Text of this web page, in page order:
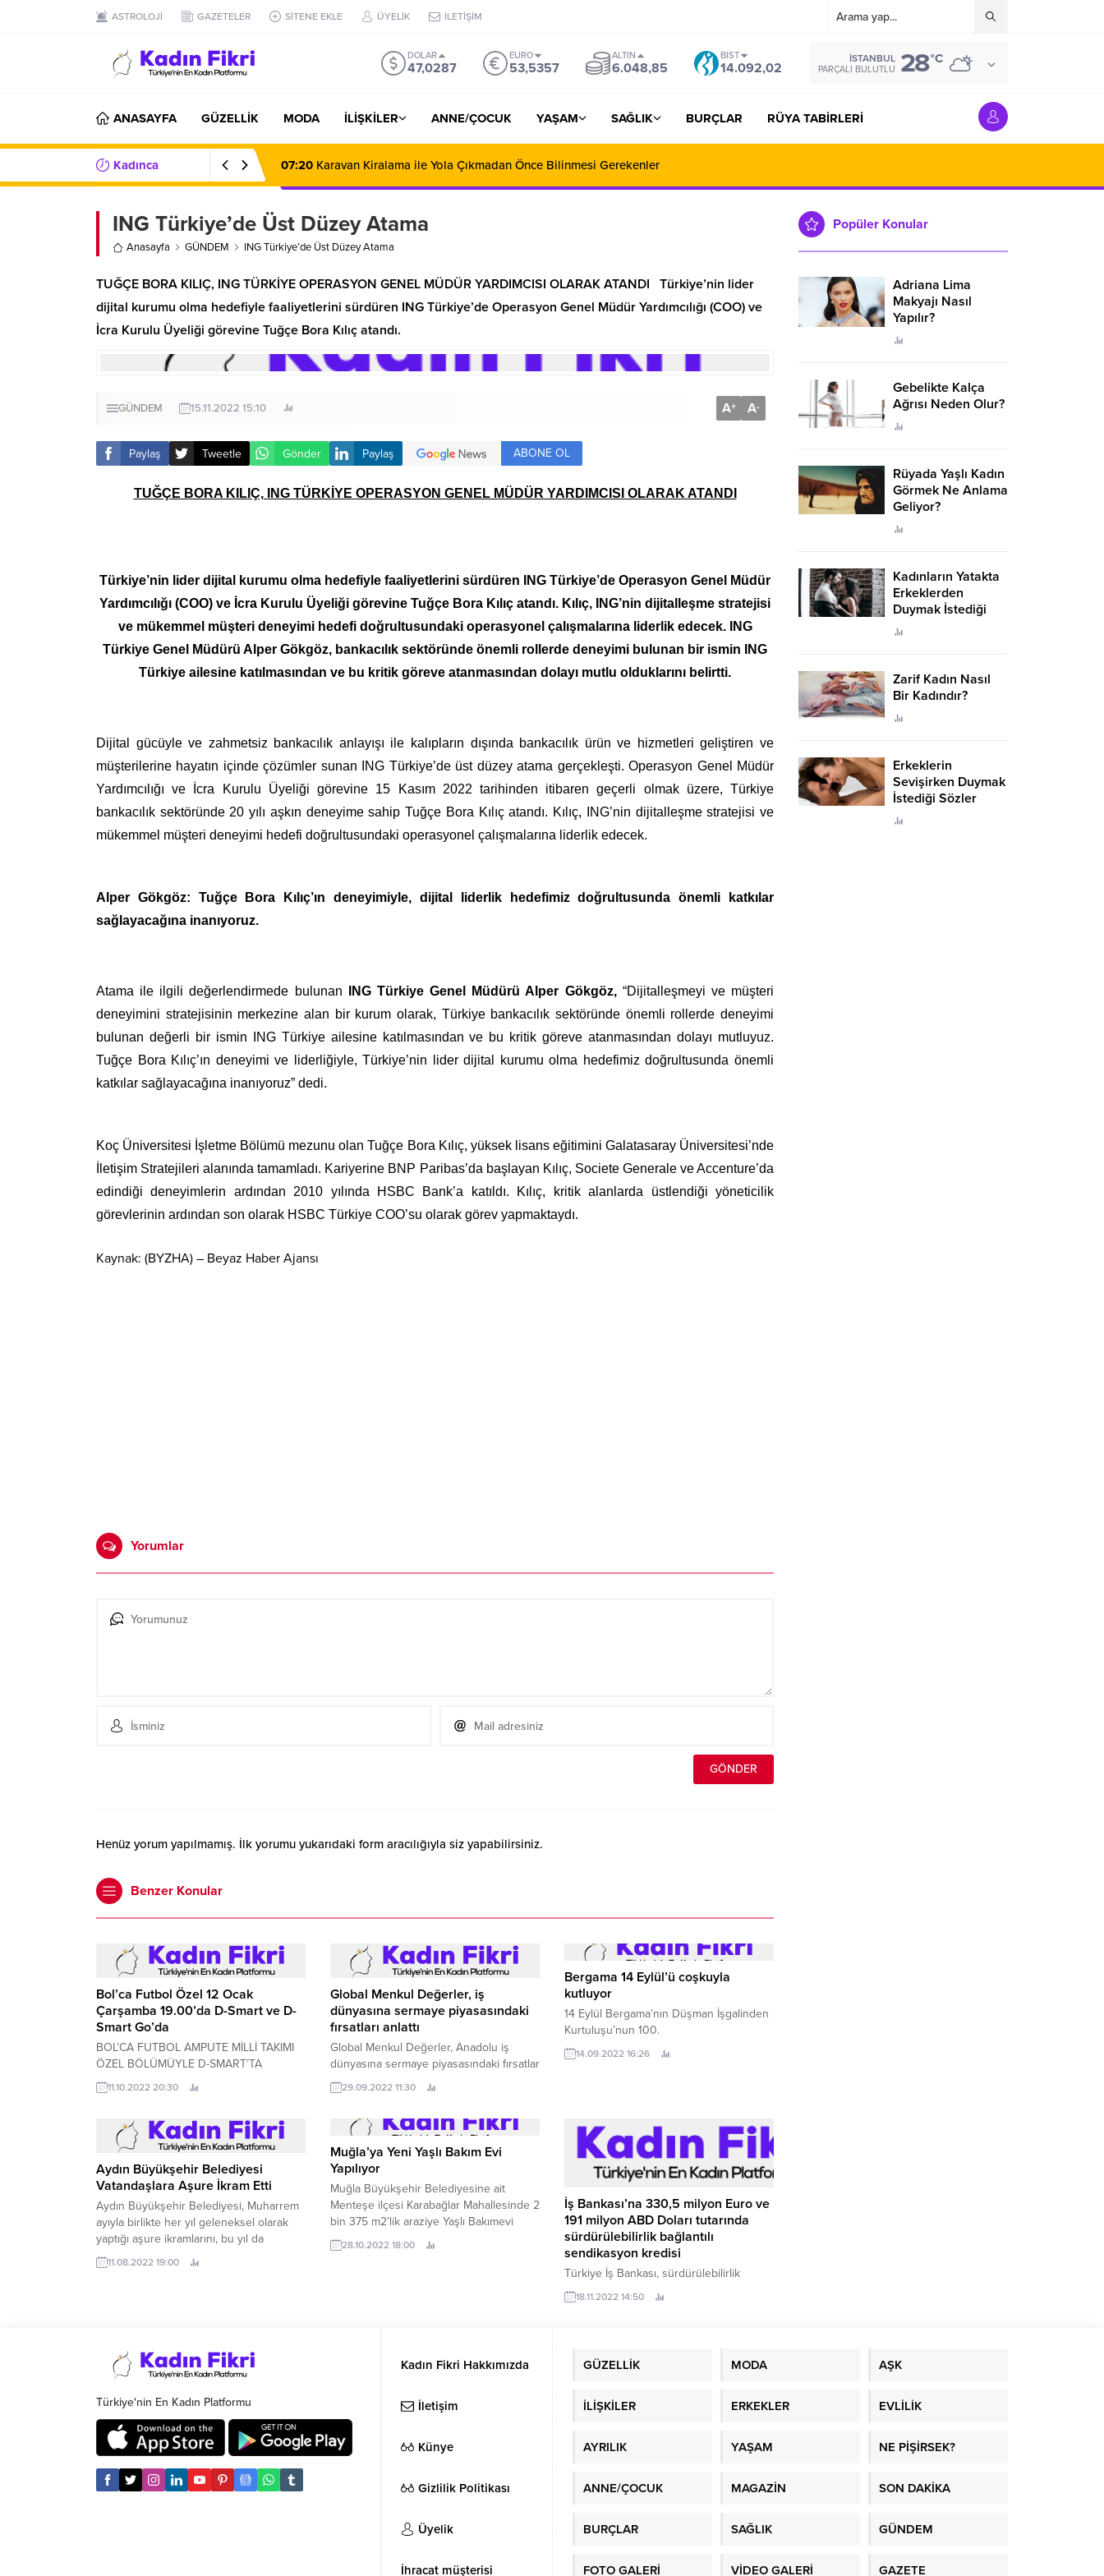
ASTROLOJİ GAZETELER SİTENE EKLE ÜYELİK İLETİŞİM
DOLAR
47,0287
EURO
53,5357
ALTIN
6.048,85
BIST
14.092,02
İSTANBUL
PARÇALI BULUTLU 28°C
ANASAYFA GÜZELLİK MODA İLİŞKİLER ANNE/ÇOCUK YAŞAM SAĞLIK BURÇLAR RÜYA TABİRLERİ
Kadınca 07:20 Karavan Kiralama ile Yola Çıkmadan Önce Bilinmesi Gerekenler
ING Türkiye’de Üst Düzey Atama
Anasayfa GÜNDEM ING Türkiye’de Üst Düzey Atama
TUĞÇE BORA KILIÇ, ING TÜRKİYE OPERASYON GENEL MÜDÜR YARDIMCISI OLARAK ATANDI Türkiye’nin lider
dijital kurumu olma hedefiyle faaliyetlerini sürdüren ING Türkiye’de Operasyon Genel Müdür Yardımcılığı (COO) ve
İcra Kurulu Üyeliği görevine Tuğçe Bora Kılıç atandı.
GÜNDEM 15.11.2022 15:10 A+ A-
Paylaş Tweetle Gönder Paylaş ABONE OL
TUĞÇE BORA KILIÇ, ING TÜRKİYE OPERASYON GENEL MÜDÜR YARDIMCISI OLARAK ATANDI
Türkiye’nin lider dijital kurumu olma hedefiyle faaliyetlerini sürdüren ING Türkiye’de Operasyon Genel Müdür
Yardımcılığı (COO) ve İcra Kurulu Üyeliği görevine Tuğçe Bora Kılıç atandı. Kılıç, ING’nin dijitalleşme stratejisi
ve mükemmel müşteri deneyimi hedefi doğrultusundaki operasyonel çalışmalarına liderlik edecek. ING
Türkiye Genel Müdürü Alper Gökgöz, bankacılık sektöründe önemli rollerde deneyimi bulunan bir ismin ING
Türkiye ailesine katılmasından ve bu kritik göreve atanmasından dolayı mutlu olduklarını belirtti.
Dijital gücüyle ve zahmetsiz bankacılık anlayışı ile kalıpların dışında bankacılık ürün ve hizmetleri geliştiren ve
müşterilerine hayatın içinde çözümler sunan ING Türkiye’de üst düzey atama gerçekleşti. Operasyon Genel Müdür
Yardımcılığı ve İcra Kurulu Üyeliği görevine 15 Kasım 2022 tarihinden itibaren geçerli olmak üzere, Türkiye
bankacılık sektöründe 20 yılı aşkın deneyime sahip Tuğçe Bora Kılıç atandı. Kılıç, ING’nin dijitalleşme stratejisi ve
mükemmel müşteri deneyimi hedefi doğrultusundaki operasyonel çalışmalarına liderlik edecek.
Alper Gökgöz:
Tuğçe Bora Kılıç’ın deneyimiyle, dijital liderlik hedefimiz doğrultusunda önemli katkılar
sağlayacağına inanıyoruz.
Atama ile ilgili değerlendirmede bulunan ING Türkiye Genel Müdürü Alper Gökgöz,“Dijitalleşmeyi ve müşteri
deneyimini stratejisinin merkezine alan bir kurum olarak, Türkiye bankacılık sektöründe önemli rollerde deneyimi
bulunan değerli bir ismin ING Türkiye ailesine katılmasından ve bu kritik göreve atanmasından dolayı mutluyuz.
Tuğçe Bora Kılıç’ın deneyimi ve liderliğiyle, Türkiye’nin lider dijital kurumu olma hedefimiz doğrultusunda önemli
katkılar sağlayacağına inanıyoruz” dedi.
Koç Üniversitesi İşletme Bölümü mezunu olan Tuğçe Bora Kılıç, yüksek lisans eğitimini Galatasaray Üniversitesi’nde
İletişim Stratejileri alanında tamamladı. Kariyerine BNP Paribas’da başlayan Kılıç, Societe Generale ve Accenture’da
edindiği deneyimlerin ardından 2010 yılında HSBC Bank’a katıldı. Kılıç, kritik alanlarda üstlendiği yöneticilik
görevlerinin ardından son olarak HSBC Türkiye COO’su olarak görev yapmaktaydı.
Kaynak: (BYZHA) – Beyaz Haber Ajansı
Yorumlar
Henüz yorum yapılmamış. İlk yorumu yukarıdaki form aracılığıyla siz yapabilirsiniz.
Benzer Konular
Bol’ca Futbol Özel 12 Ocak
Çarşamba 19.00’da D-Smart ve D-
Smart Go’da
BOL’CA FUTBOL AMPUTE MİLLİ TAKIMI
ÖZEL BÖLÜMÜYLE D-SMART’TA
Türkiye tarihinin takımlarda ilk dünya
şampiyonluğunu kazandıran takımı
11.10.2022 20:30
Global Menkul Değerler, iş
dünyasına sermaye piyasasındaki
fırsatları anlattı
Global Menkul Değerler, Anadolu iş
dünyasına sermaye piyasasındaki fırsatlar
ve riskleri anlatıyor.
29.09.2022 11:30
Bergama 14 Eylül’ü coşkuyla
kutluyor
14 Eylül Bergama’nın Düşman İşgalinden
Kurtuluşu’nun 100.
14.09.2022 16:26
Aydın Büyükşehir Belediyesi
Vatandaşlara Aşure İkram Etti
Aydın Büyükşehir Belediyesi, Muharrem
ayıyla birlikte her yıl geleneksel olarak
yaptığı aşure ikramlarını, bu yıl da
Aydın’ın tüm ilçelerinde gerçekleştiriyor.
11.08.2022 19:00
Muğla’ya Yeni Yaşlı Bakım Evi
Yapılıyor
Muğla Büyükşehir Belediyesine ait
Menteşe ilçesi Karabağlar Mahallesinde 2
bin 375 m2’lik araziye Yaşlı Bakımevi
yapılacak.
28.10.2022 18:00
İş Bankası’na 330,5 milyon Euro ve
191 milyon ABD Doları tutarında
sürdürülebilirlik bağlantılı
sendikasyon kredisi
Türkiye İş Bankası, sürdürülebilirlik
bağlantılı yeni işlemi için, 330,5 milyon
Euro ve 191 milyon ABD Doları tutarında
18.11.2022 14:50
Popüler Konular
Adriana Lima
Makyajı Nasıl
Yapılır?
Gebelikte Kalça
Ağrısı Neden Olur?
Rüyada Yaşlı Kadın
Görmek Ne Anlama
Geliyor?
Kadınların Yatakta
Erkeklerden
Duymak İstediği
Sözler
Zarif Kadın Nasıl
Bir Kadındır?
Erkeklerin
Sevişirken Duymak
İstediği Sözler
Neler?
Türkiye'nin En Kadın Platformu
Kadın Fikri Hakkımızda
İletişim
Künye
Gizlilik Politikası
Üyelik
İhracat müşterisi
GÜZELLİK MODA AŞK
İLİŞKİLER ERKEKLER EVLİLİK
AYRILIK YAŞAM NE PİŞİRSEK?
ANNE/ÇOCUK MAGAZİN SON DAKİKA
BURÇLAR SAĞLIK GÜNDEM
FOTO GALERİ VİDEO GALERİ GAZETE